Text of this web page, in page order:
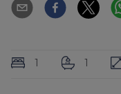
1 1